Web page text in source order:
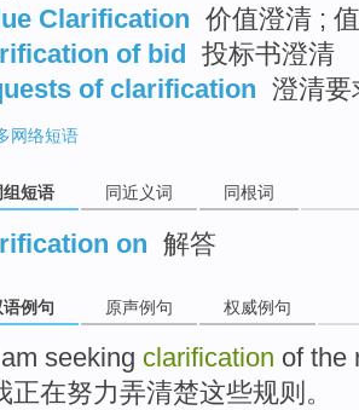
Clarification 价值澄清 ;
of bid 投标书澄清
of clarification 澄清要
网络短语
组短语 同近义词 同根词
on 解答
语例句 原声例句 权威例句
am seeking clarification of the
正在努力弄清楚这些规则 。